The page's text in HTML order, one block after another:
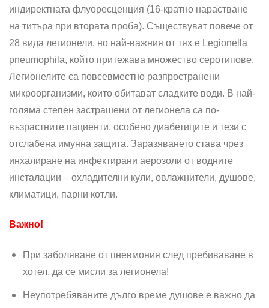
индирект­ната флуоресценция (16-кратно нарастване
на титъра при вто­рата проба). Съществуват повече от
28 вида легионели, но най-важния от тях е Legionella
pneu­mophila, който притежава множество серотипове.
Легионелите са повсевместно разпространени
микроорганизми, които обитават сладките води. В най-
голяма степен застрашени от легионела са по-
възрастните пациенти, особено диабетиците и тези с
отслабена имунна защита. Заразяването става чрез
инхалиране на инфектирани аерозоли от водните
инсталации – охладителни кули, овлажнители, душове,
климатици, парни котли.
Важно!
При заболяване от пневмония след пребиваване в
хотел, да се мисли за легионела!
Неупотребяваните дълго време душове е важно да